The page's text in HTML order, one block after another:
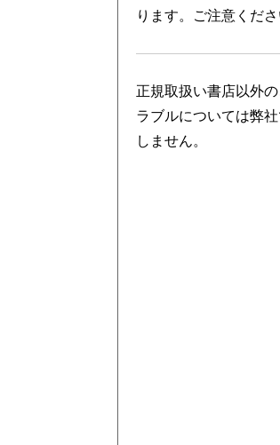
ります。ご注意くださ
正規取扱い書店以外
ラブルについては弊
しません。